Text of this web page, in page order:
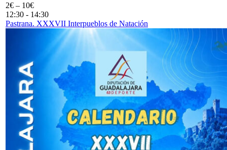
2€ – 10€
12:30 - 14:30
Pastrana. XXXVII Interpueblos de Natación